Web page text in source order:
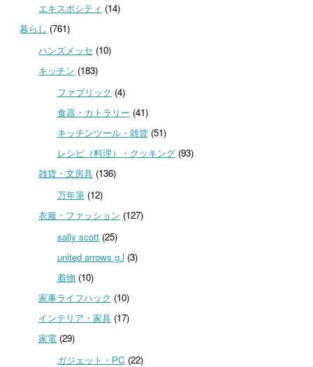
エキスポシティ (14)
暮らし (761)
ハンズメッセ (10)
キッチン (183)
ファブリック (4)
食器・カトラリー (41)
キッチンツール・雑貨(51)
レシピ（料理）・クッキング(93)
雑貨・文房具(136)
万年筆(12)
衣服・ファッション (127)
sally scott(25)
united arrows g.l (3)
着物 (10)
家事ライフハック (10)
インテリア・家具(17)
家電(29)
ガジェット・PC (22)